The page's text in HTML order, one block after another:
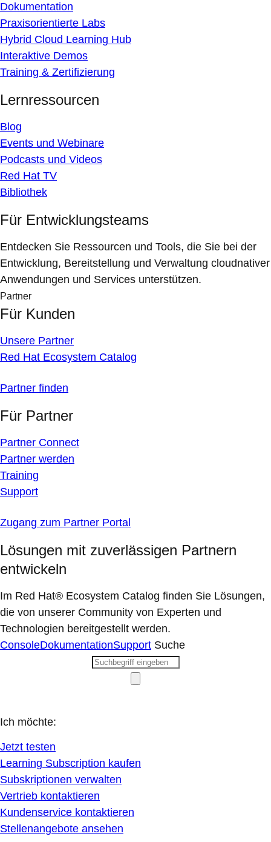
Dokumentation
Praxisorientierte Labs
Hybrid Cloud Learning Hub
Interaktive Demos
Training & Zertifizierung
Lernressourcen
Blog
Events und Webinare
Podcasts und Videos
Red Hat TV
Bibliothek
Für Entwicklungsteams
Entdecken Sie Ressourcen und Tools, die Sie bei der
Entwicklung, Bereitstellung und Verwaltung cloudnativer
Anwendungen und Services unterstützen.
Partner
Für Kunden
Unsere Partner
Red Hat Ecosystem Catalog
Partner finden
Für Partner
Partner Connect
Partner werden
Training
Support
Zugang zum Partner Portal
Lösungen mit zuverlässigen Partnern
entwickeln
Im Red Hat® Ecosystem Catalog finden Sie Lösungen,
die von unserer Community von Experten und
Technologien bereitgestellt werden.
ConsoleDokumentationSupport Suche
Ich möchte:
Jetzt testen
Learning Subscription kaufen
Subskriptionen verwalten
Vertrieb kontaktieren
Kundenservice kontaktieren
Stellenangebote ansehen